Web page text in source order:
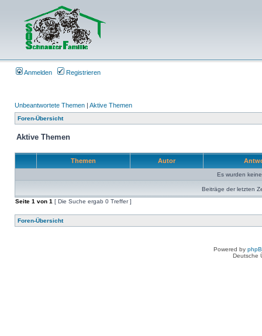
Anmelden Registrieren
Unbeantwortete Themen | Aktive Themen
Foren-Übersicht
Aktive Themen
Themen Autor
Es wurden
Beiträge der letzten
Seite 1 von 1 [ Die Suche ergab 0 Treffer ]
Foren-Übersicht
Powered by
Deutsche